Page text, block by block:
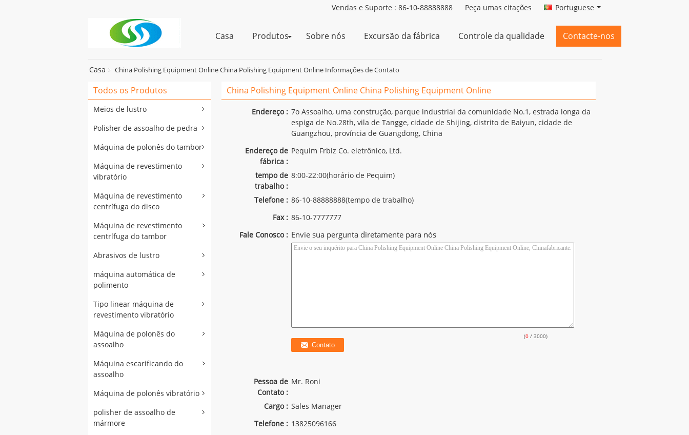
Vendas e Suporte : 86-10-88888888 Peça umas citações Portuguese
Casa Produtos Sobre nós Excursão da fábrica Controle da qualidade Contacte-nos
Casa China Polishing Equipment Online China Polishing Equipment Online Informações de Contato
Todos os Produtos
Meios de lustro
Polisher de assoalho de pedra
Máquina de polonês do tambor
Máquina de revestimento
vibratório
Máquina de revestimento
centrífuga do disco
Máquina de revestimento
centrífuga do tambor
Abrasivos de lustro
máquina automática de
polimento
Tipo linear máquina de
revestimento vibratório
Máquina de polonês do
assoalho
Máquina escarificando do
assoalho
Máquina de polonês vibratório
polisher de assoalho de
mármore
China Polishing Equipment Online China Polishing Equipment Online
Endereço : 7o Assoalho, uma construção, parque industrial da comunidade No.1, estrada longa da
espiga de No.28th, vila de Tangge, cidade de Shijing, distrito de Baiyun, cidade de
Guangzhou, província de Guangdong, China
Endereço de
fábrica :
Pequim Frbiz Co. eletrônico, Ltd.
tempo de
trabalho :
8:00-22:00(horário de Pequim)
Telefone : 86-10-88888888(tempo de trabalho)
Fax : 86-10-7777777
Fale Conosco : Envie sua pergunta diretamente para nós
(0 / 3000)
Pessoa de
Contato :
Mr. Roni
Cargo : Sales Manager
Telefone : 13825096166